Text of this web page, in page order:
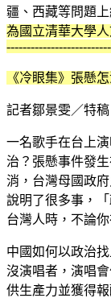
疆、西藏等問題
為國立清華大學
《冷眼集》張懸
記者鄒景雯／特稿
一名歌手在台上
治？張懸事件發
消，台灣母國政
說明了很多事，
台灣人時，不論
中國如何以政治
沒演唱者，演唱
供生產力並獲得